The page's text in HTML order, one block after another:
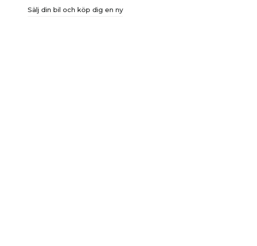
Sälj din bil och köp dig en ny